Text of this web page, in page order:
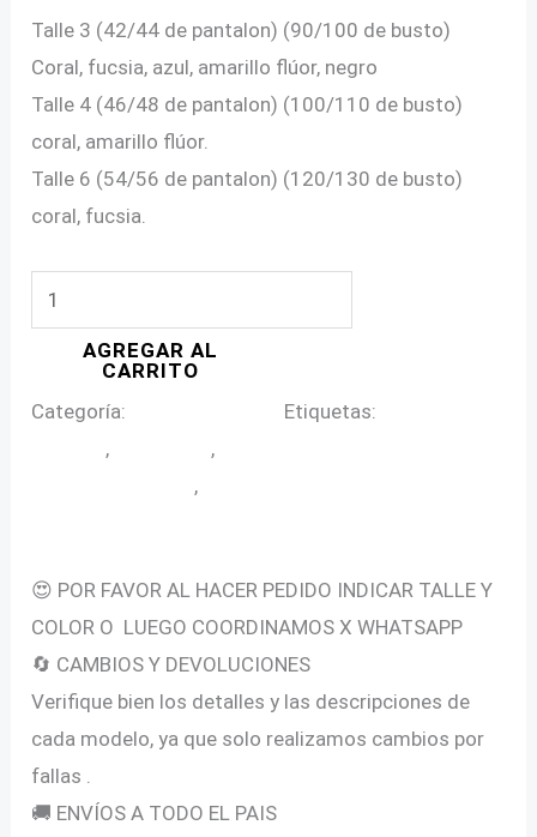
Talle 3 (42/44 de pantalon) (90/100 de busto)
Coral, fucsia, azul, amarillo flúor, negro
Talle 4 (46/48 de pantalon) (100/110 de busto)
coral, amarillo flúor.
Talle 6 (54/56 de pantalon) (120/130 de busto)
coral, fucsia.
MALLA
PAULINA
Talle
AGREGAR AL
CARRITO
Categoría:
Etiquetas:
, ,
,
😍 POR FAVOR AL HACER PEDIDO INDICAR TALLE Y
COLOR O LUEGO COORDINAMOS X WHATSAPP
🔄 CAMBIOS Y DEVOLUCIONES
Verifique bien los detalles y las descripciones de
cada modelo, ya que solo realizamos cambios por
fallas .
🚚 ENVÍOS A TODO EL PAIS